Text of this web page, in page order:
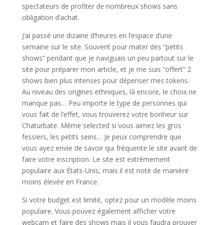
spectateurs de profiter de nombreux shows sans
obligation d’achat.
J’ai passé une dizaine d’heures en l’espace d’une
semaine sur le site. Souvent pour mater des “petits
shows” pendant que je naviguais un peu partout sur le
site pour préparer mon article, et je me suis “offert” 2
shows bien plus intenses pour dépenser mes tokens.
Au niveau des origines ethniques, là encore, le choix ne
manque pas… Peu importe le type de personnes qui
vous fait de l’effet, vous trouverez votre bonheur sur
Chaturbate. Même selected si vous aimez les gros
fessiers, les petits seins… Je peux comprendre que
vous ayez envie de savoir qui fréquente le site avant de
faire votre inscription. Le site est extrêmement
populaire aux États-Unis, mais il est noté de manière
moins élevée en France.
Si votre budget est limité, optez pour un modèle moins
populaire. Vous pouvez également afficher votre
webcam et faire des shows mais il vous faudra prouver